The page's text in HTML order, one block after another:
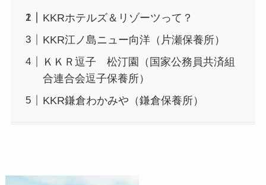
KKRホテルズ＆リゾーツって？
KKR江ノ島ニュー向洋（片瀬保養所）
ＫＫＲ逗子 松汀園（国家公務員共済組
合連合会逗子保養所）
KKR鎌倉わかみや（鎌倉保養所）